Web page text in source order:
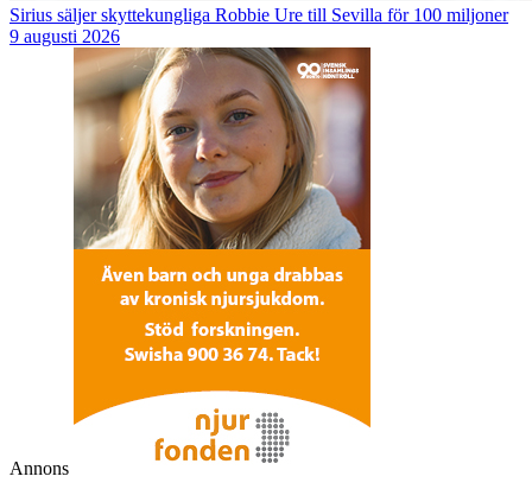
Sirius säljer skyttekungliga Robbie Ure till Sevilla för 100 miljoner
9 augusti 2026
Annons